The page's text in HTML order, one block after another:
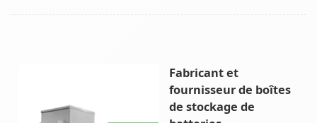
Fabricant et
fournisseur de boîtes
de stockage de